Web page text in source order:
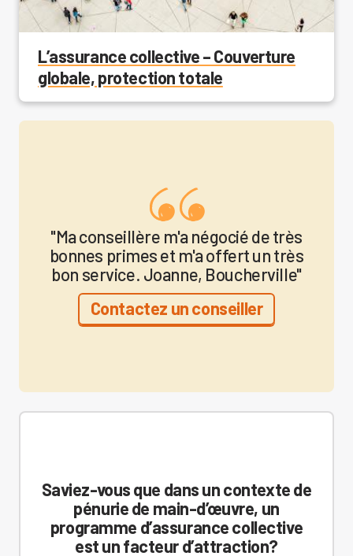
L’assurance collective – Couverture
globale, protection totale
"Ma conseillère m'a négocié de très
bonnes primes et m'a offert un très
bon service. Joanne, Boucherville"
Contactez un conseiller
Saviez-vous que dans un contexte de
pénurie de main-d’œuvre, un
programme d’assurance collective
est un facteur d’attraction?